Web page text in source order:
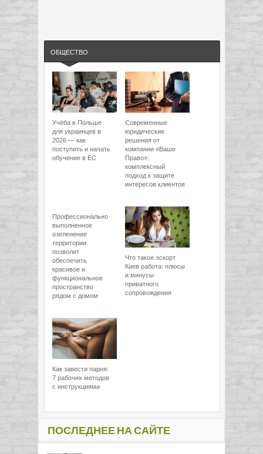
ОБЩЕСТВО
Учёба в Польше
для украинцев в
2026 — как
поступить и начать
обучение в ЕС
Современные
юридические
решения от
компании «Ваше
Право»:
комплексный
подход к защите
интересов клиентов
Профессионально
выполненное
озеленение
территории
позволит
обеспечить
красивое и
функциональное
пространство
рядом с домом
Что такое эскорт
Киев работа: плюсы
и минусы
приватного
сопровождения
Как завести парня:
7 рабочих методов
с инструкциями
ПОСЛЕДНЕЕ НА САЙТЕ